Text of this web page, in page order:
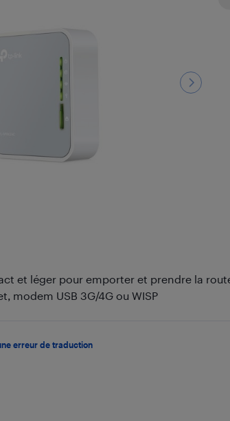
et léger pour emporter et prendre la
modem USB 3G/4G ou WISP
erreur de traduction